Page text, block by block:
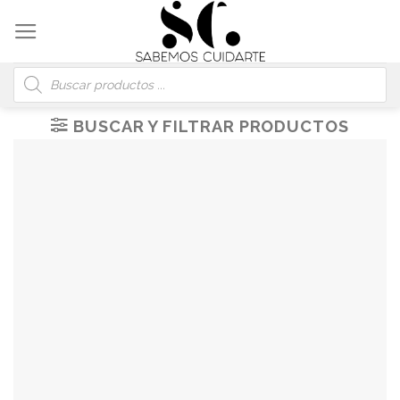
content
Búsqueda
de
productos
BUSCAR Y FILTRAR PRODUCTOS